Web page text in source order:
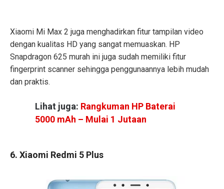
Xiaomi Mi Max 2 juga menghadirkan fitur tampilan video
dengan kualitas HD yang sangat memuaskan. HP
Snapdragon 625 murah ini juga sudah memiliki fitur
fingerprint scanner sehingga penggunaannya lebih mudah
dan praktis.
Lihat juga: Rangkuman HP Baterai
5000 mAh – Mulai 1 Jutaan
6. Xiaomi Redmi 5 Plus